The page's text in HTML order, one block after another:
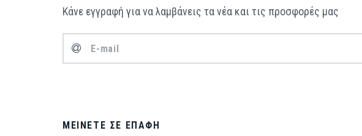
Κάνε εγγραφή για να λαμβάνεις τα νέα και τις προσφορές μας
ΜΕΊΝΕΤΕ ΣΕ ΕΠΑΦΉ